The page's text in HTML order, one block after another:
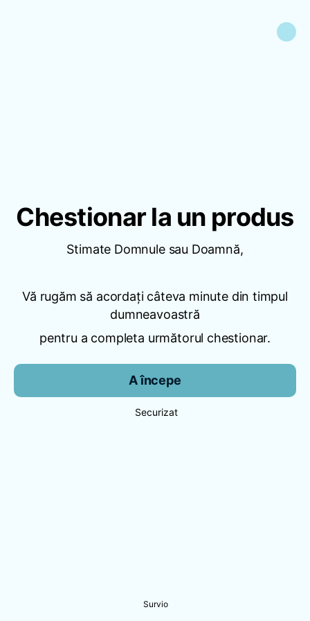
Chestionar la un produs
Stimate Domnule sau Doamnă,
Vă rugăm să acordați câteva minute din timpul
dumneavoastră
pentru a completa următorul chestionar.
A începe
Securizat
Survio